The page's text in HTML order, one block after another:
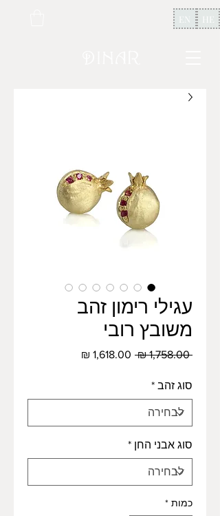
EN HE
עגילי רימון זהב
משובץ רובי
‏1,758.00 ‏₪
מחיר
סוג זהב *
סוג אבני החן *
כמות *